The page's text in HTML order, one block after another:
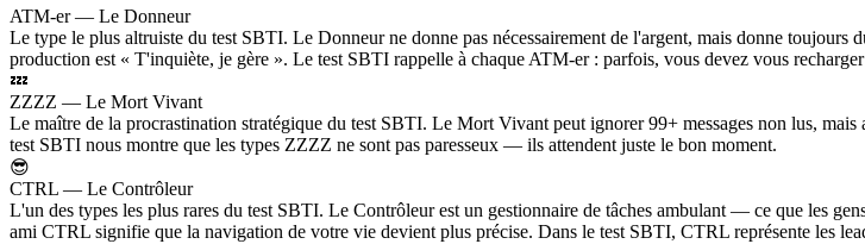
ATM-er — Le Donneur
Le type le plus altruiste du test SBTI. Le Donneur ne donne pas nécessairement de l'argent, mais donne
production est « T'inquiète, je gère ». Le test SBTI rappelle à chaque ATM-er : parfois, vous devez vous recharger
💤
ZZZZ — Le Mort Vivant
Le maître de la procrastination stratégique du test SBTI. Le Mort Vivant peut ignorer 99+ messages non lus,
test SBTI nous montre que les types ZZZZ ne sont pas paresseux — ils attendent juste le bon moment.
😎
CTRL — Le Contrôleur
L'un des types les plus rares du test SBTI. Le Contrôleur est un gestionnaire de tâches ambulant — ce que les
ami CTRL signifie que la navigation de votre vie devient plus précise. Dans le test SBTI, CTRL représente les